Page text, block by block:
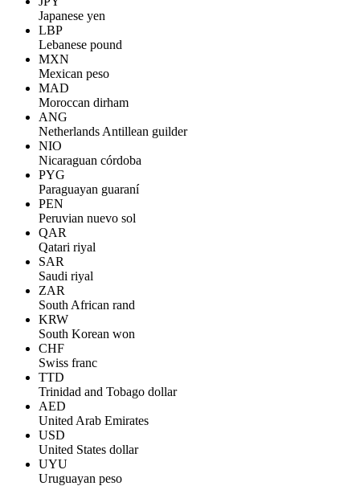
Japanese yen
LBP
Lebanese pound
MXN
Mexican peso
MAD
Moroccan dirham
ANG
Netherlands Antillean guilder
NIO
Nicaraguan córdoba
PYG
Paraguayan guaraní
PEN
Peruvian nuevo sol
QAR
Qatari riyal
SAR
Saudi riyal
ZAR
South African rand
KRW
South Korean won
CHF
Swiss franc
TTD
Trinidad and Tobago dollar
AED
United Arab Emirates
USD
United States dollar
UYU
Uruguayan peso